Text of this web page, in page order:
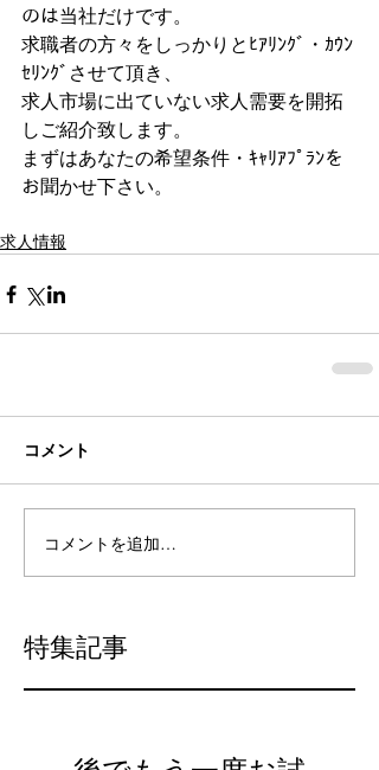
のは当社だけです。
求職者の方々をしっかりとﾋｱﾘﾝｸﾞ・ｶｳﾝ
ｾﾘﾝｸﾞさせて頂き、
求人市場に出ていない求人需要を開拓
しご紹介致します。
まずはあなたの希望条件・ｷｬﾘｱﾌﾟﾗﾝを
お聞かせ下さい。
求人情報
コメント
コメントを追加…
特集記事